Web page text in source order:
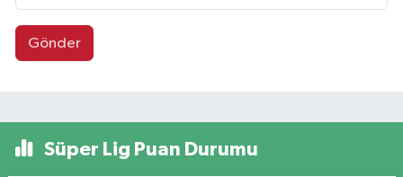
Gönder
Süper Lig Puan Durumu